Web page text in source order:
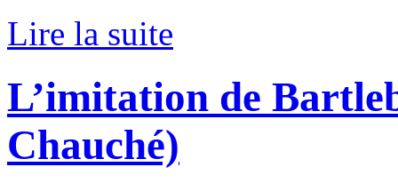
Lire la suite
L’imitation de
Chauché)